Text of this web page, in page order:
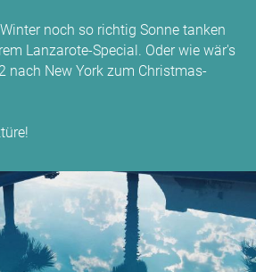
noch so richtig Sonne tanken
Lanzarote-Special. Oder wie wär's
nach New York zum Christmas-